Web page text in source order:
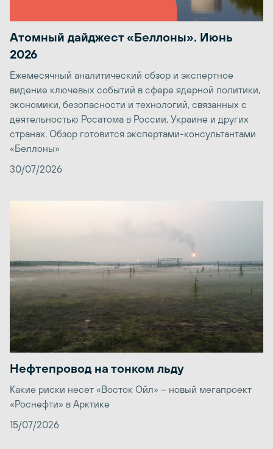
Атомный дайджест «Беллоны». Июнь
2026
Ежемесячный аналитический обзор и экспертное
видение ключевых событий в сфере ядерной политики,
экономики, безопасности и технологий, связанных с
деятельностью Росатома в России, Украине и других
странах. Обзор готовится экспертами-консультантами
«Беллоны»
30/07/2026
Нефтепровод на тонком льду
Какие риски несет «Восток Ойл» – новый мегапроект
«Роснефти» в Арктике
15/07/2026